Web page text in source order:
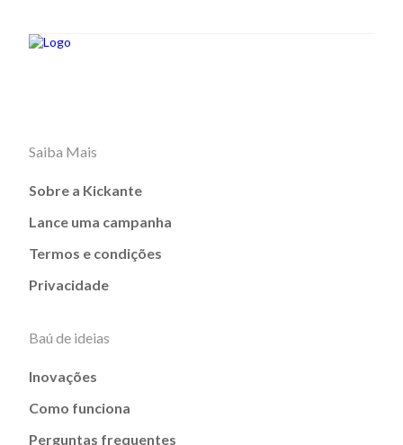
Saiba Mais
Sobre a Kickante
Lance uma campanha
Termos e condições
Privacidade
Baú de ideias
Inovações
Como funciona
Perguntas frequentes